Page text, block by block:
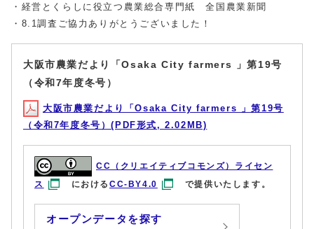
・経営とくらしに役立つ農業総合専門紙 全国農業新聞
・8.1調査ご協力ありがとうございました！
大阪市農業だより「Osaka City farmers 」第19号
（令和7年度冬号）
大阪市農業だより「Osaka City farmers 」第19号
（令和7年度冬号）(PDF形式, 2.02MB)
CC（クリエイティブコモンズ）ライセン
ス
におけるCC-BY4.0 で提供いたします。
オープンデータを探す